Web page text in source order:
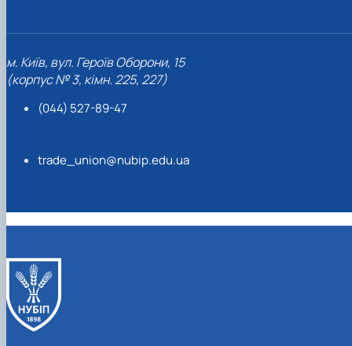
м. Київ, вул. Героїв Оборони, 15
(корпус № 3, кімн. 225, 227)
(044) 527-89-47
trade_union@nubip.edu.ua